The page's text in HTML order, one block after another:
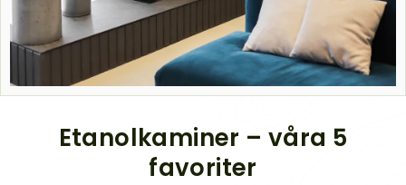
Etanolkaminer – våra 5
favoriter